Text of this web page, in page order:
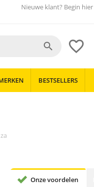
Nieuwe klant? Begin hier


BESTSELLERS
Onze voordelen